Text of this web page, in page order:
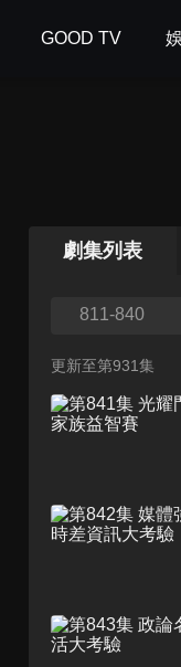
GOOD TV
劇集列表
811-840
更新至第931集